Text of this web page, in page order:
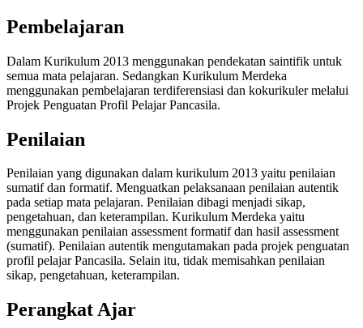
Pembelajaran
Dalam Kurikulum 2013 menggunakan pendekatan saintifik untuk
semua mata pelajaran. Sedangkan Kurikulum Merdeka
menggunakan pembelajaran terdiferensiasi dan kokurikuler melalui
Projek Penguatan Profil Pelajar Pancasila.
Penilaian
Penilaian yang digunakan dalam kurikulum 2013 yaitu penilaian
sumatif dan formatif. Menguatkan pelaksanaan penilaian autentik
pada setiap mata pelajaran. Penilaian dibagi menjadi sikap,
pengetahuan, dan keterampilan. Kurikulum Merdeka yaitu
menggunakan penilaian assessment formatif dan hasil assessment
(sumatif). Penilaian autentik mengutamakan pada projek penguatan
profil pelajar Pancasila. Selain itu, tidak memisahkan penilaian
sikap, pengetahuan, keterampilan.
Perangkat Ajar